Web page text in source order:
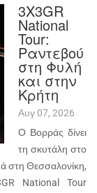
3Χ3GR
National
Tour:
Ραντεβού
στη Φυλή
και στην
Κρήτη
Αυγ 07, 2026
Ο Βορράς δίνει
τη σκυτάλη στο
στη Θεσσαλονίκη,
National Tour